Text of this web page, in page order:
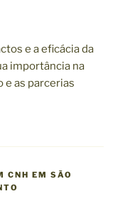
e a eficácia da
importância na
as parcerias
CNH EM SÃO